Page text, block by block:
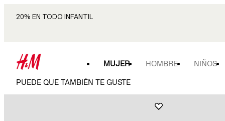
20% EN TODO INFANTIL
MUJER HOMBRE NIÑOS
PUEDE QUE TAMBIÉN TE GUSTE